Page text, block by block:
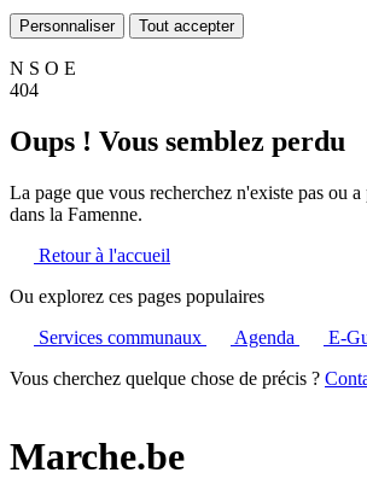
Personnaliser Tout accepter
N S O E
404
Oups ! Vous semblez perdu
La page que vous recherchez n'existe pas ou
dans la Famenne.
Retour à l'accueil
Ou explorez ces pages populaires
Services communaux
Agenda
E-
Vous cherchez quelque chose de précis ?
Marche.be